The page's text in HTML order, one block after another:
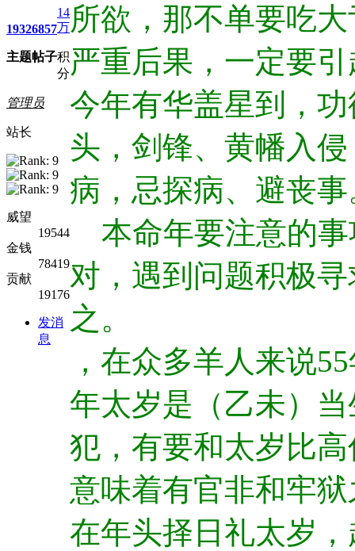
1932
主题
6857
帖子
14
万
积
分
管理员
站长
威望
19544
金钱
78419
贡献
19176
发消
息
所欲，那不单要吃
严重后果，一定要
今年有华盖星到，
头，剑锋、黄幡入
病，忌探病、避丧事
本命年要注意的事
对，遇到问题积极
之。
，在众多羊人来说
年太岁是（乙未）
犯，有要和太岁比
意味着有官非和牢
在年头择日礼太岁